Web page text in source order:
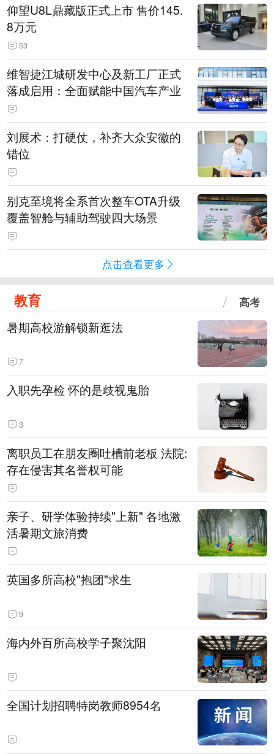
仰望U8L鼎藏版正式上市 售价145.
8万元
53
维智捷江城研发中心及新工厂正式
落成启用：全面赋能中国汽车产业
刘展术：打硬仗，补齐大众安徽的
错位
别克至境将全系首次整车OTA升级
覆盖智舱与辅助驾驶四大场景
点击查看更多
教育 高考
暑期高校游解锁新逛法
7
入职先孕检 怀的是歧视鬼胎
3
离职员工在朋友圈吐槽前老板 法院:
存在侵害其名誉权可能
亲子、研学体验持续"上新" 各地激
活暑期文旅消费
英国多所高校"抱团"求生
9
海内外百所高校学子聚沈阳
全国计划招聘特岗教师8954名